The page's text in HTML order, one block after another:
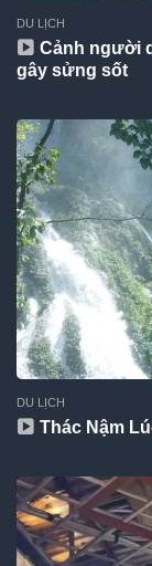
DU LỊCH
Cảnh người
gây sửng sốt
DU LỊCH
Thác Nậm